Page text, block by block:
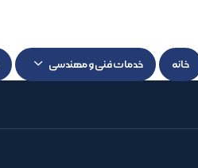
خانه خدمات فنی و مهندسی